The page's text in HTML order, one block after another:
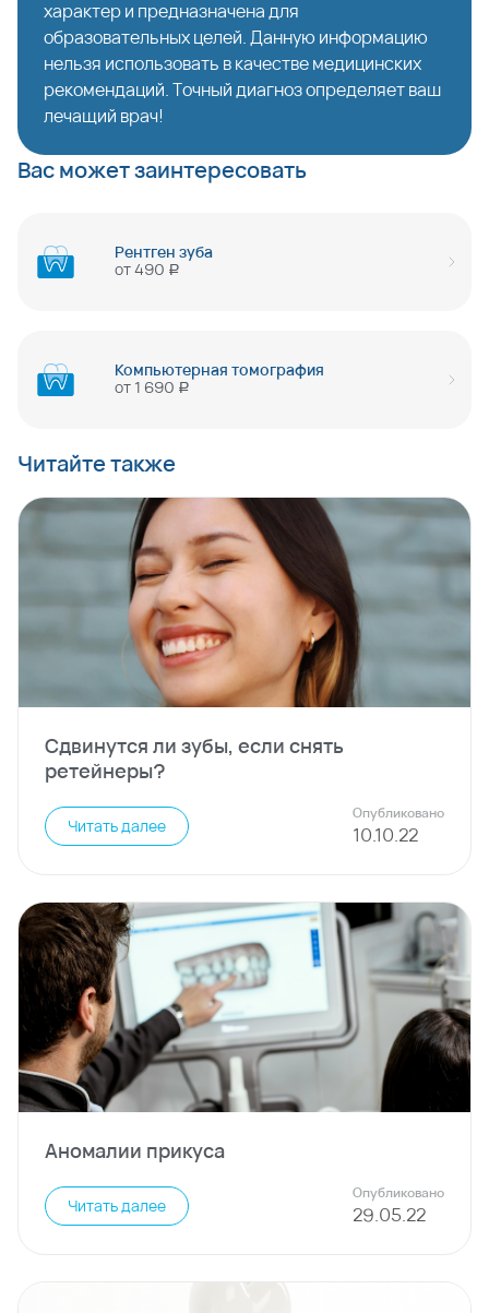
характер и предназначена для
образовательных целей. Данную информацию
нельзя использовать в качестве медицинских
рекомендаций. Точный диагноз определяет ваш
лечащий врач!
Вас может заинтересовать
Рентген зуба
от490 руб
Компьютерная томография
от 1 690 руб
Читайте также
Сдвинутся ли зубы, если снять
ретейнеры?
Читать далее
Опубликовано
10.10.22
Аномалии прикуса
Читать далее
Опубликовано
29.05.22